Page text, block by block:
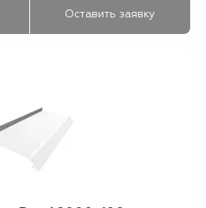
Оставить заявку